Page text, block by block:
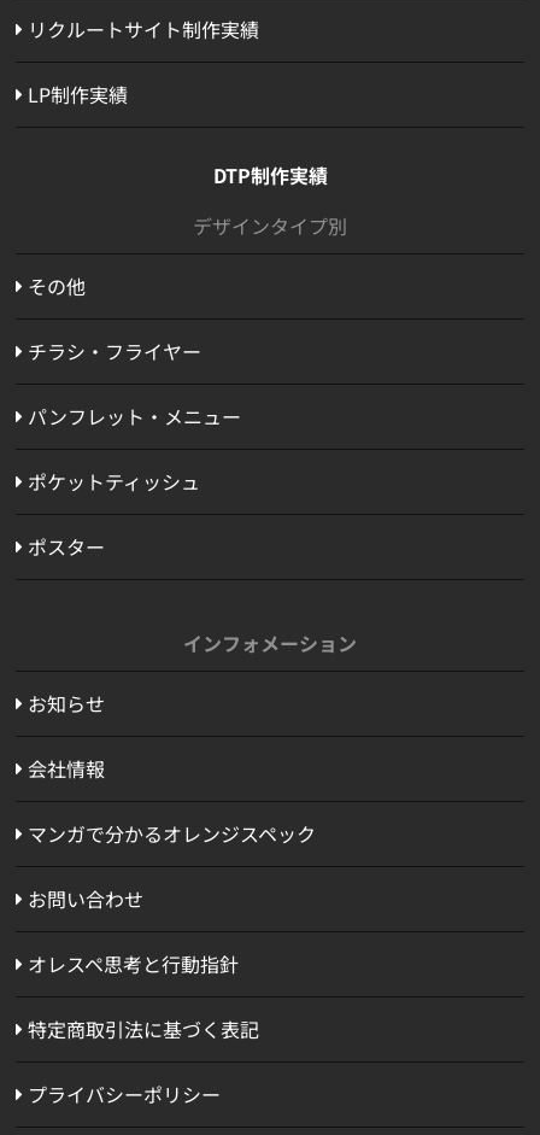
リクルートサイト制作実績
LP制作実績
DTP制作実績
デザインタイプ別
その他
チラシ・フライヤー
パンフレット・メニュー
ポケットティッシュ
ポスター
インフォメーション
お知らせ
会社情報
マンガで分かるオレンジスペック
お問い合わせ
オレスペ思考と行動指針
特定商取引法に基づく表記
プライバシーポリシー